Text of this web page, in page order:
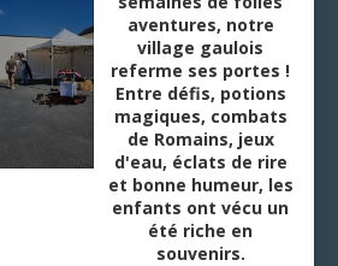
aventures, notre
village gaulois
referme ses portes !
Entre défis, potions
magiques, combats
de Romains, jeux
d'eau, éclats de rire
et bonne humeur, les
enfants ont vécu un
été riche en
souvenirs.